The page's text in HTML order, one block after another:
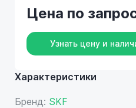
Характеристики
Бренд: SKF
Цена по
Узнать цену и